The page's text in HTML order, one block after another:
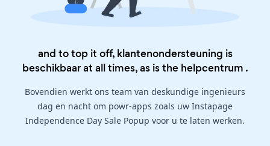
and to top it off, klantenondersteuning is
beschikbaar at all times, as is the helpcentrum .
Bovendien werkt ons team van deskundige ingenieurs
dag en nacht om powr-apps zoals uw Instapage
Independence Day Sale Popup voor u te laten werken.